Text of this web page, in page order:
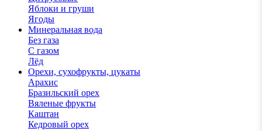
Яблоки и груши
Ягоды
Минеральная вода
Без газа
С газом
Лёд
Орехи, сухофрукты, цукаты
Арахис
Бразильский орех
Вяленые фрукты
Каштан
Кедровый орех